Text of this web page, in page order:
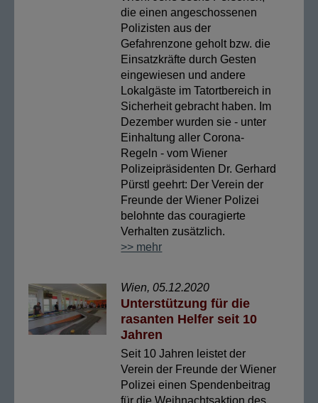
die einen angeschossenen
Polizisten aus der
Gefahrenzone geholt bzw. die
Einsatzkräfte durch Gesten
eingewiesen und andere
Lokalgäste im Tatortbereich in
Sicherheit gebracht haben. Im
Dezember wurden sie - unter
Einhaltung aller Corona-
Regeln - vom Wiener
Polizeipräsidenten Dr. Gerhard
Pürstl geehrt: Der Verein der
Freunde der Wiener Polizei
belohnte das couragierte
Verhalten zusätzlich.
>> mehr
Wien, 05.12.2020
Unterstützung für die
rasanten Helfer seit 10
Jahren
Seit 10 Jahren leistet der
Verein der Freunde der Wiener
Polizei einen Spendenbeitrag
für die Weihnachtsaktion des